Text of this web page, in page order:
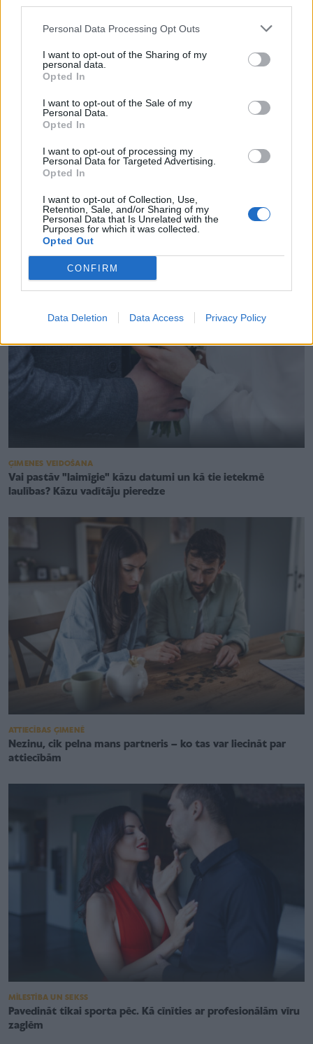
Personal Data Processing Opt Outs
I want to opt-out of the Sharing of my
personal data.
Opted In
I want to opt-out of the Sale of my
Personal Data.
Opted In
I want to opt-out of processing my
Personal Data for Targeted Advertising.
Opted In
I want to opt-out of Collection, Use,
Retention, Sale, and/or Sharing of my
Personal Data that Is Unrelated with the
Purposes for which it was collected.
Opted Out
CONFIRM
Data Deletion Data Access Privacy Policy
MĀTES DIENA
Piecas idejas, kā uzdāvināt mammai tiešām neaizmirstamu
Mātes dienas rītu
ĢIMENES VEIDOŠANA
Vai pastāv "laimīgie" kāzu datumi un kā tie ietekmē
laulības? Kāzu vadītāju pieredze
ATTIECĪBAS ĢIMENĒ
Nezinu, cik pelna mans partneris – ko tas var liecināt par
attiecībām
MĪLESTĪBA UN SEKSS
Pavedināt tikai sporta pēc. Kā cīnīties ar profesionālām vīru
zaglēm